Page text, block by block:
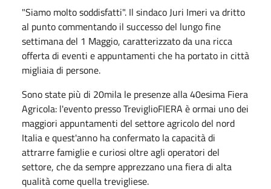
"Siamo molto soddisfatti". Il sindaco Juri Imeri va dritto
al punto commentando il successo del lungo fine
settimana del 1 Maggio, caratterizzato da una ricca
offerta di eventi e appuntamenti che ha portato in città
migliaia di persone.
Sono state più di 20mila le presenze alla 40esima Fiera
Agricola: l'evento presso TreviglioFIERA è ormai uno dei
maggiori appuntamenti del settore agricolo del nord
Italia e quest'anno ha confermato la capacità di
attrarre famiglie e curiosi oltre agli operatori del
settore, che da sempre apprezzano una fiera di alta
qualità come quella trevigliese.